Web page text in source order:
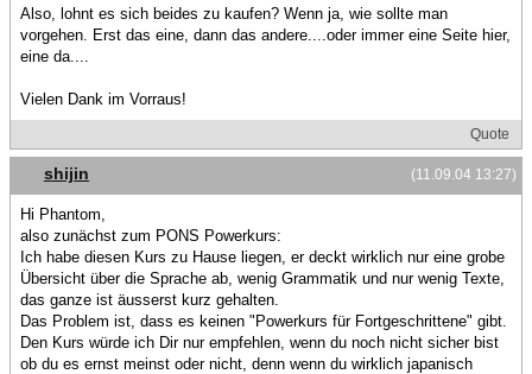
Also, lohnt es sich beides zu kaufen? Wenn ja, wie sollte man
vorgehen. Erst das eine, dann das andere....oder immer eine Seite hier,
eine da....
Vielen Dank im Vorraus!
Quote
(11.09.04 13:27)
shijin
Hi Phantom,
also zunächst zum PONS Powerkurs:
Ich habe diesen Kurs zu Hause liegen, er deckt wirklich nur eine grobe
Übersicht über die Sprache ab, wenig Grammatik und nur wenig Texte,
das ganze ist äusserst kurz gehalten.
Das Problem ist, dass es keinen "Powerkurs für Fortgeschrittene" gibt.
Den Kurs würde ich Dir nur empfehlen, wenn du noch nicht sicher bist
ob du es ernst meinst oder nicht, denn wenn du wirklich japanisch